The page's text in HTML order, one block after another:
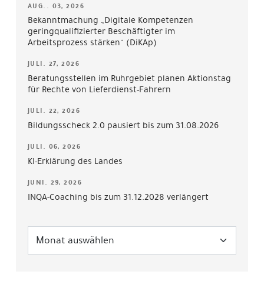
AUG.. 03, 2026
Bekanntmachung „Digitale Kompetenzen
geringqualifizierter Beschäftigter im
Arbeitsprozess stärken“ (DiKAp)
JULI. 27, 2026
Beratungsstellen im Ruhrgebiet planen Aktionstag
für Rechte von Lieferdienst-Fahrern
JULI. 22, 2026
Bildungsscheck 2.0 pausiert bis zum 31.08.2026
JULI. 06, 2026
KI-Erklärung des Landes
JUNI. 29, 2026
INQA-Coaching bis zum 31.12.2028 verlängert